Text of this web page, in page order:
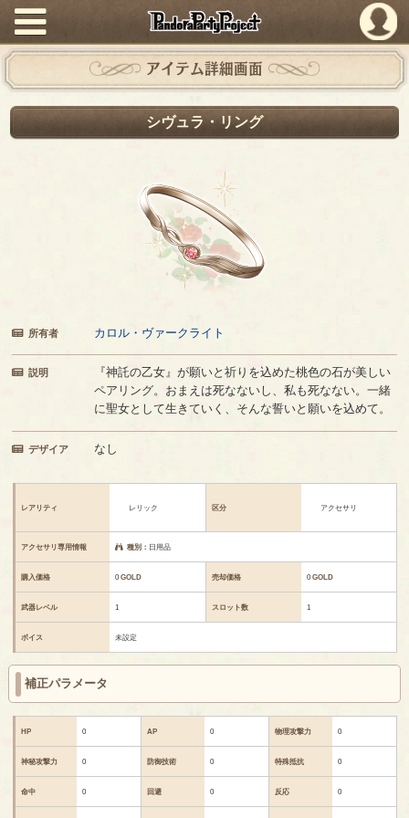
PandoraPartyProject
アイテム詳細画面
シヴュラ・リング
所有者 カロル・ヴァークライト
説明
『神託の乙女』が願いと祈りを込めた桃色の石が美しい
ペアリング。おまえは死なないし、私も死なない。一緒
に聖女として生きていく、そんな誓いと願いを込めて。
デザイア なし
レアリティ レリック 区分 アクセサリ
アクセサリ専用情報 種別： 日用品
購入価格 0GOLD 売却価格 0GOLD
武器レベル 1 スロット数 1
ボイス 未設定
補正パラメータ
HP 0 AP 0 物理攻撃力 0
神秘攻撃力 0 防御技術 0 特殊抵抗 0
命中 0 回避 0 反応 0